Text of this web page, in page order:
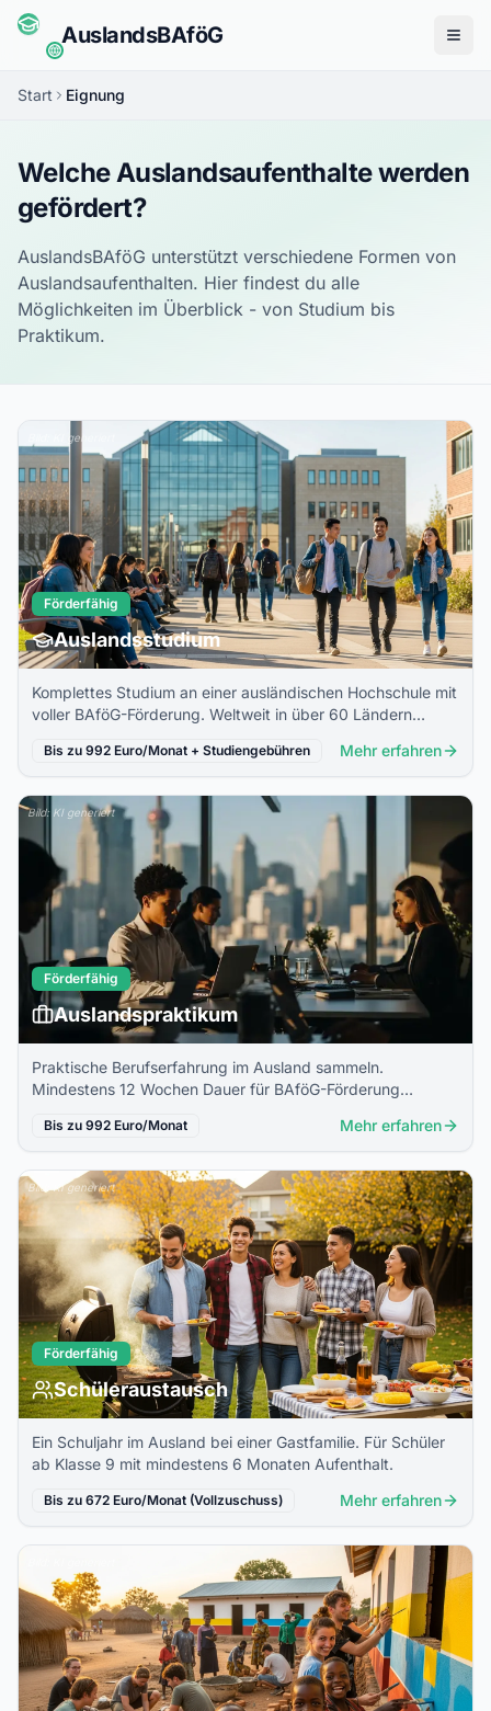
AuslandsBAföG
Start Eignung
Welche Auslandsaufenthalte werden
gefördert?
AuslandsBAföG unterstützt verschiedene Formen von
Auslandsaufenthalten. Hier findest du alle
Möglichkeiten im Überblick - von Studium bis
Praktikum.
Bild: KI generiert
Förderfähig
Auslandsstudium
Komplettes Studium an einer ausländischen Hochschule mit
voller BAföG-Förderung. Weltweit in über 60 Ländern
Bis zu 992 Euro/Monat + Studiengebühren Mehr erfahren
Bild: KI generiert
Förderfähig
Auslandspraktikum
Praktische Berufserfahrung im Ausland sammeln.
Mindestens 12 Wochen Dauer für BAföG-Förderung
Bis zu 992 Euro/Monat Mehr erfahren
Bild: KI generiert
Förderfähig
Schüleraustausch
Ein Schuljahr im Ausland bei einer Gastfamilie. Für Schüler
ab Klasse 9 mit mindestens 6 Monaten Aufenthalt.
Bis zu 672 Euro/Monat (Vollzuschuss) Mehr erfahren